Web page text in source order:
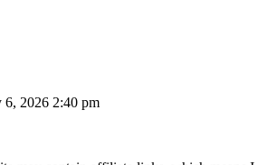
6, 2026 2:40 pm